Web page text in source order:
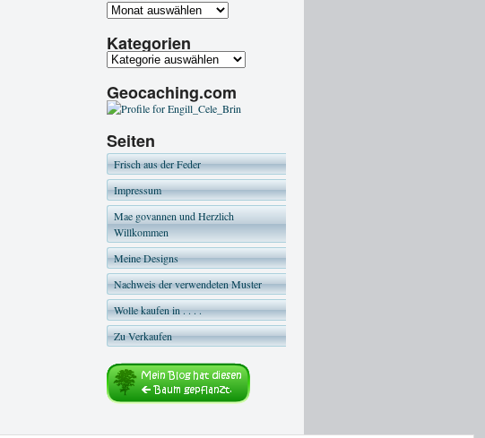
Kategorien
Geocaching.com
Seiten
Frisch aus der Feder
Impressum
Mae govannen und Herzlich
Willkommen
Meine Designs
Nachweis der verwendeten Muster
Wolle kaufen in . . . .
Zu Verkaufen